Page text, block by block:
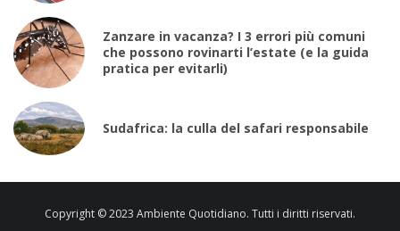
Zanzare in vacanza? I 3 errori più comuni
che possono rovinarti l’estate (e la guida
pratica per evitarli)
Sudafrica: la culla del safari responsabile
Copyright © 2023 Ambiente Quotidiano. Tutti i diritti riservati.